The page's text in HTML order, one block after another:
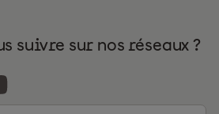
suivre sur nos réseaux ?